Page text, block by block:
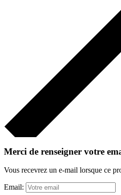
Merci de renseigner votre
Vous recevrez un e-mail lorsque ce
Email: